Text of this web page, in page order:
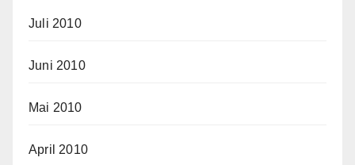
Juli 2010
Juni 2010
Mai 2010
April 2010